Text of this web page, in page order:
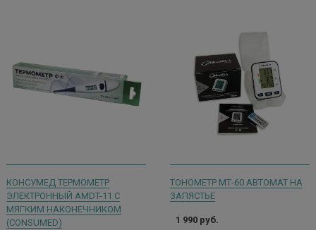
КОНСУМЕД ТЕРМОМЕТР
ЭЛЕКТРОННЫЙ AMDT-11 С
МЯГКИМ НАКОНЕЧНИКОМ
(CONSUMED)
ТОНОМЕТР МТ-60 АВТОМАТ НА
ЗАПЯСТЬЕ
1 990 руб.